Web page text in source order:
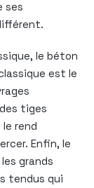
ses
le béton
est le
tiges
rend
Enfin, le
grands
tendus qui